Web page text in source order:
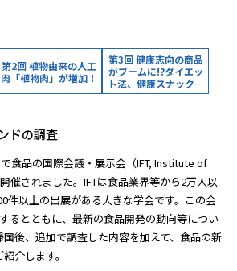
第2回 植物由来の人工
肉「植物肉」が増加！
第3回 健康志向の商品
がブームに!?ダイエッ
ト法、健康スナック…
ドの調査
食品の国際会議・展示会（IFT, Institute of
催されました。IFTは食品業界等から2万人以
件以上の出展がある大きな学会です。この会
するとともに、最新の食品開発の動向等につい
後、追加で調査した内容を加えて、食品の新
介します。